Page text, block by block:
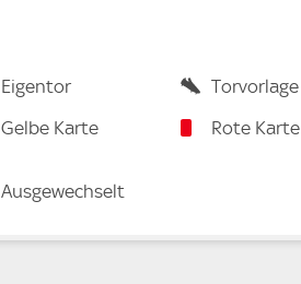
Eigentor
Torvorlage
Gelbe Karte Rote Karte
Ausgewechselt